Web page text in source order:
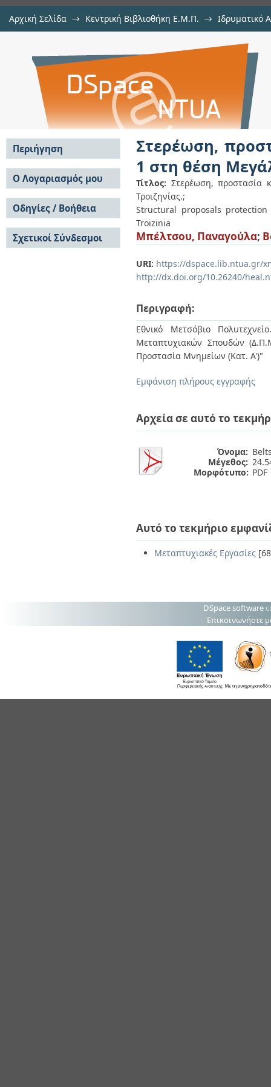
Αρχική Σελίδα → Κεντρική Βιβλιοθήκη Ε.Μ.Π. → Ιδρυματικό
Στερέωση, προστασία και
Μαγούλα, Γαλατά Τροιζηνίας.
Στερέωση,
1 στη θέση
Τίτλος: Στερέωση,
Τροιζηνίας.;
Structural proposals
Troizinia
Μπέλτσου, Παναγούλα;
URI: https://dspace.lib.ntua.gr/
http://dx.doi.org/10.26240/
Περιγραφή:
Εθνικό Μετσόβιο
Μεταπτυχιακών Σπουδών
Προστασία Μνημείων (Κατ. Α')"
Εμφάνιση πλήρους εγγραφής
Αρχεία σε αυτό το
Όνομα:
Μέγεθος:
Μορφότυπο: PDF
Αυτό το τεκμήριο
Μεταπτυχιακές Εργασίες
Περιήγηση
Σε όλο το DSpace
Κοινότητες & Συλλογές
Ανά Ημερομηνία
Έκδοσης
Συγγραφείς
Τίτλοι
Θέματα
Ο Λογαριασμός μου
Σύνδεση
Εγγραφή
Οδηγίες / Βοήθεια
Οδηγίες Υποβολής
Οδηγίες Χρήσης ΙΑ
Συχνές Ερωτήσεις
Σχετικοί Σύνδεσμοι
DSpace software
Επικοινωνήστε